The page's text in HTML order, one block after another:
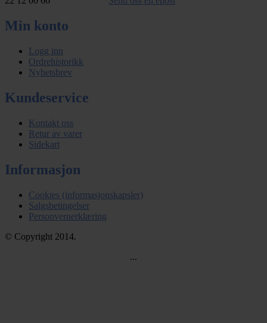
Min konto
Logg inn
Ordrehistorikk
Nyhetsbrev
Kundeservice
Kontakt oss
Retur av varer
Sidekart
Informasjon
Cookies (informasjonskapsler)
Salgsbetingelser
Personvernerklæring
© Copyright 2014.
...